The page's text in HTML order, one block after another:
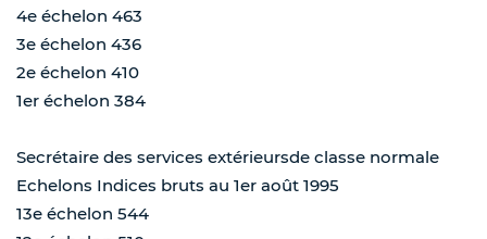
4e échelon 463
3e échelon 436
2e échelon 410
1er échelon 384
Secrétaire des services extérieursde classe normale
Echelons Indices bruts au 1er août 1995
13e échelon 544